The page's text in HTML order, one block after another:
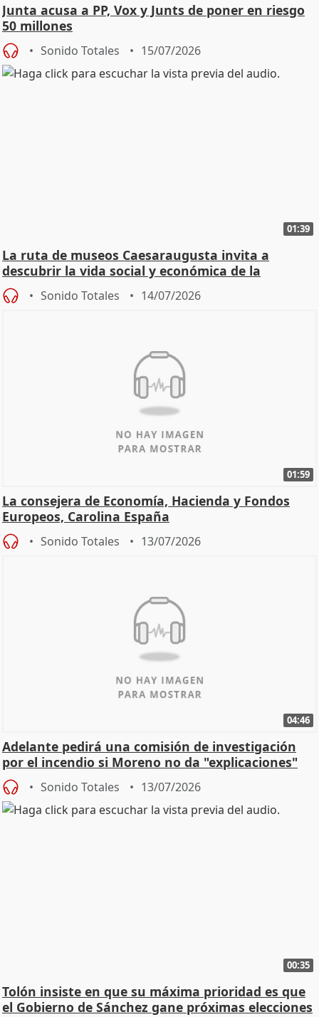
Junta acusa a PP, Vox y Junts de poner en riesgo
50 millones
Sonido Totales 15/07/2026
01:39
La ruta de museos Caesaraugusta invita a
descubrir la vida social y económica de la
Zaragoza ro
Sonido Totales 14/07/2026
01:59
La consejera de Economía, Hacienda y Fondos
Europeos, Carolina España
Sonido Totales 13/07/2026
04:46
Adelante pedirá una comisión de investigación
por el incendio si Moreno no da "explicaciones"
Sonido Totales 13/07/2026
00:35
Tolón insiste en que su máxima prioridad es que
el Gobierno de Sánchez gane próximas elecciones